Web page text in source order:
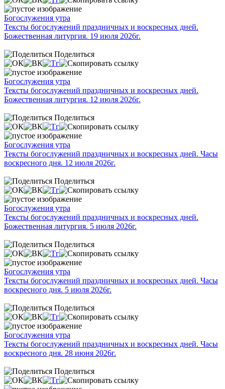
Богослужения утра
Тексты богослужений праздничных и воскресных дней.
Божественная литургия. 19 июля 2026г.
Поделиться
Богослужения утра
Тексты богослужений праздничных и воскресных дней.
Божественная литургия. 12 июля 2026г.
Поделиться
Богослужения утра
Тексты богослужений праздничных и воскресных дней. Часы
воскресного дня. 12 июля 2026г.
Поделиться
Богослужения утра
Тексты богослужений праздничных и воскресных дней.
Божественная литургия. 5 июля 2026г.
Поделиться
Богослужения утра
Тексты богослужений праздничных и воскресных дней. Часы
воскресного дня. 5 июля 2026г.
Поделиться
Богослужения утра
Тексты богослужений праздничных и воскресных дней. Часы
воскресного дня. 28 июня 2026г.
Поделиться